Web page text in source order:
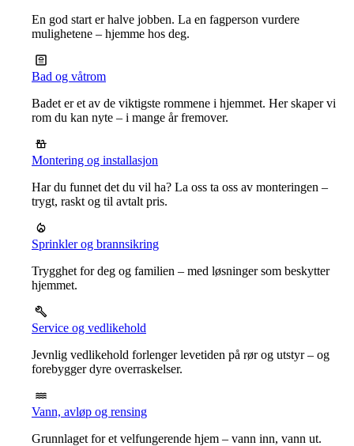
En god start er halve jobben. La en fagperson vurdere
mulighetene – hjemme hos deg.
Bad og våtrom
Badet er et av de viktigste rommene i hjemmet. Her skaper vi
rom du kan nyte – i mange år fremover.
Montering og installasjon
Har du funnet det du vil ha? La oss ta oss av monteringen –
trygt, raskt og til avtalt pris.
Sprinkler og brannsikring
Trygghet for deg og familien – med løsninger som beskytter
hjemmet.
Service og vedlikehold
Jevnlig vedlikehold forlenger levetiden på rør og utstyr – og
forebygger dyre overraskelser.
Vann, avløp og rensing
Grunnlaget for et velfungerende hjem – vann inn, vann ut.